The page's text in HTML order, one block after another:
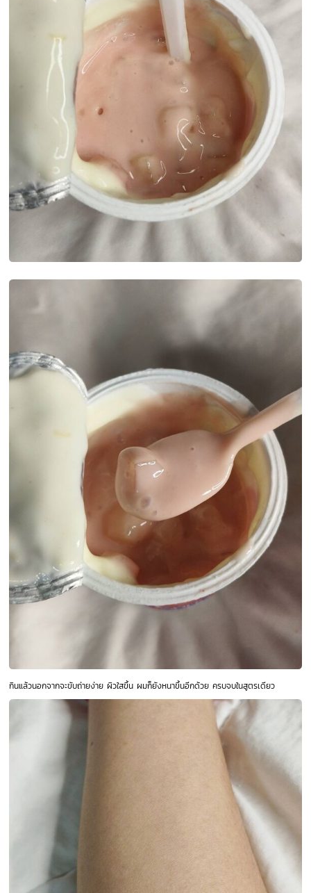
กินแล้วนอกจากจะขับถ่ายง่าย ผิวใสขึ้น ผมก็ยังหนาขึ้นอีกด้วย ครบจบในสูตรเดียว